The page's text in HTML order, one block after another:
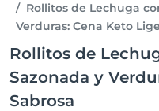
Rollitos de Lechuga
Verduras: Cena Keto
Rollitos de
Sazonada y
Sabrosa